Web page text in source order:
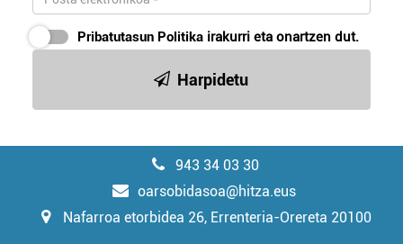
Pribatutasun Politika irakurri eta onartzen dut.
Harpidetu
943 34 03 30
oarsobidasoa@hitza.eus
Nafarroa etorbidea 26, Errenteria-Orereta 20100